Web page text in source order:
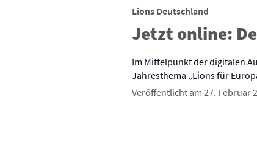
Lions Deutschland
Jetzt online:
Im Mittelpunkt der digitalen
Jahresthema „Lions für
Veröffentlicht am 27. Februar